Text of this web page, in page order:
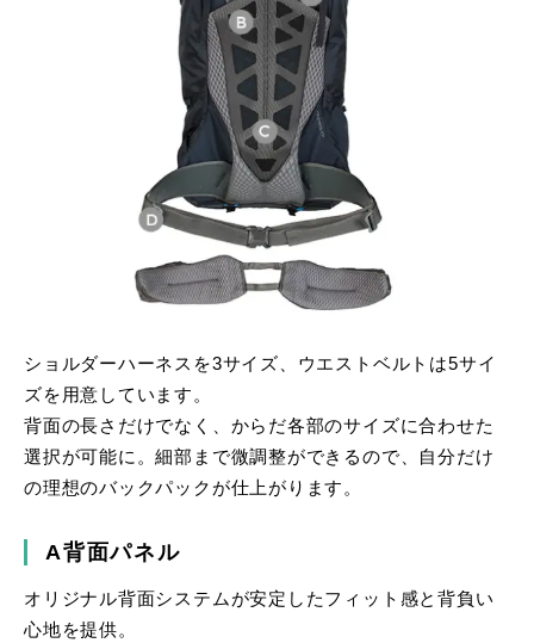
ショルダーハーネスを3サイズ、ウエストベルトは5サイ
ズを用意しています。
背面の長さだけでなく、からだ各部のサイズに合わせた
選択が可能に。細部まで微調整ができるので、自分だけ
の理想のバックパックが仕上がります。
A背面パネル
オリジナル背面システムが安定したフィット感と背負い
心地を提供。